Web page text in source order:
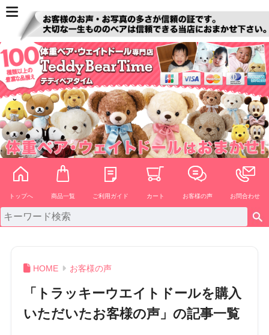
トップへ 商品一覧 ご利用ガイド カート お客様の声 お問合わせ
HOME お客様の声
「トラッキーウエイトドールを購入
いただいたお客様の声」の記事一覧
ジト
ップ
へ